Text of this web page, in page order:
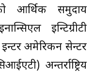
आर्थिक समुदाय
इन्टिग्रीटी
अमेरिकन सेन्टर
अन्तर्राष्ट्रिय